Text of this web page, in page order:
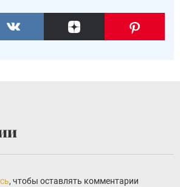
, чтобы оставлять комментарии